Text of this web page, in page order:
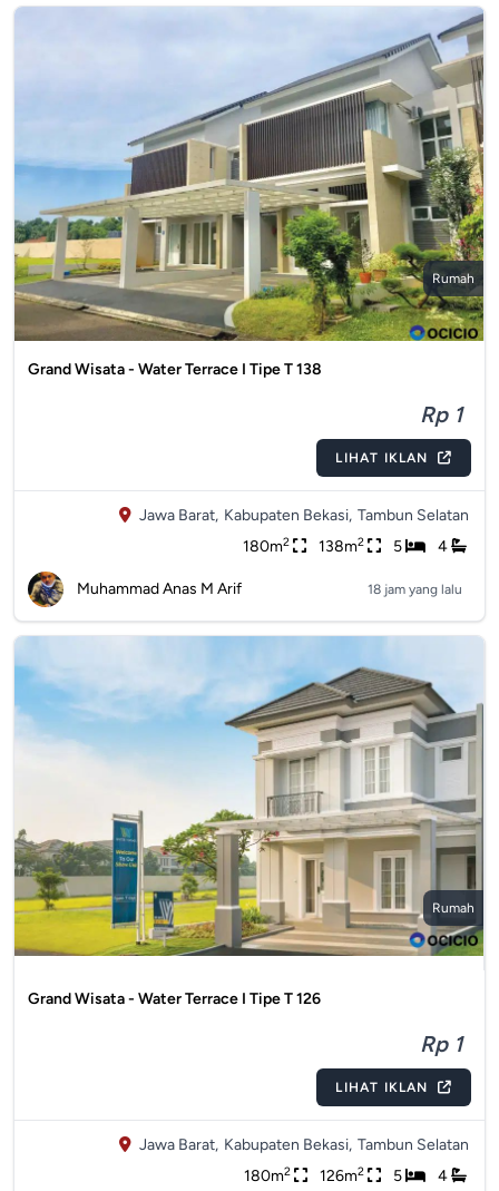
Rumah
Grand Wisata - Water Terrace I Tipe T 138
Rp 1
LIHAT IKLAN
Jawa Barat, Kabupaten Bekasi, Tambun Selatan
180m2 138m2 5 4
Muhammad Anas M Arif 18 jam yang lalu
Rumah
Grand Wisata - Water Terrace I Tipe T 126
Rp 1
LIHAT IKLAN
Jawa Barat, Kabupaten Bekasi, Tambun Selatan
180m2 126m2 5 4